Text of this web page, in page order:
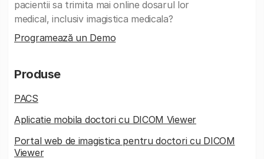
pacientii sa trimita mai online dosarul lor
medical, inclusiv imagistica medicala?
Programează un Demo
Produse
PACS
Aplicatie mobila doctori cu DICOM Viewer
Portal web de imagistica pentru doctori cu DICOM
Viewer